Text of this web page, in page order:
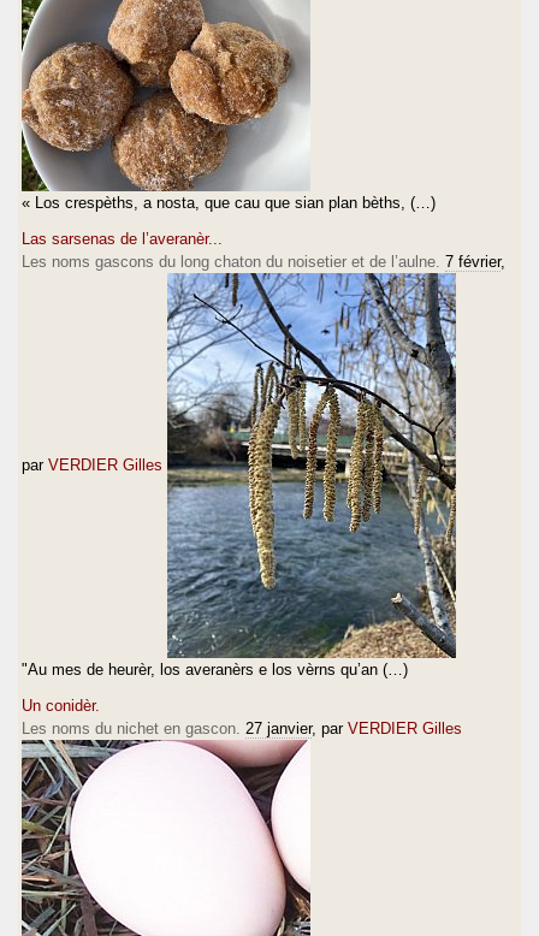
« Los crespèths, a nosta, que cau que sian plan bèths, (…)
Las sarsenas de l’averanèr...
Les noms gascons du long chaton du noisetier et de l’aulne. 7 février,
par VERDIER Gilles
"Au mes de heurèr, los averanèrs e los vèrns qu’an (…)
Un conidèr.
Les noms du nichet en gascon. 27 janvier, par VERDIER Gilles